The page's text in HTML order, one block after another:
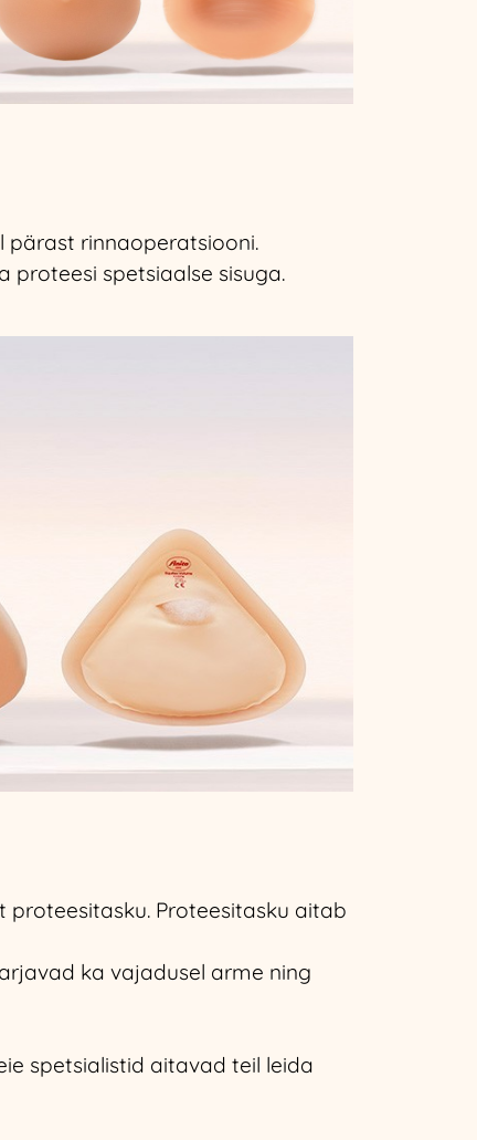
pärast rinnaoperatsiooni.
proteesi spetsiaalse sisuga.
Proteesitasku aitab
ka vajadusel arme ning
spetsialistid aitavad teil leida